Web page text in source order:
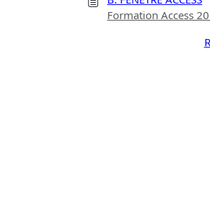
Formation Access